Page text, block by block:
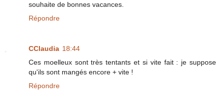
souhaite de bonnes vacances.
Répondre
CClaudia 18:44
Ces moelleux sont très tentants et si vite fait : je suppose
qu'ils sont mangés encore + vite !
Répondre